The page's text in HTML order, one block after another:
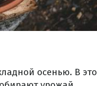
осенью. В это